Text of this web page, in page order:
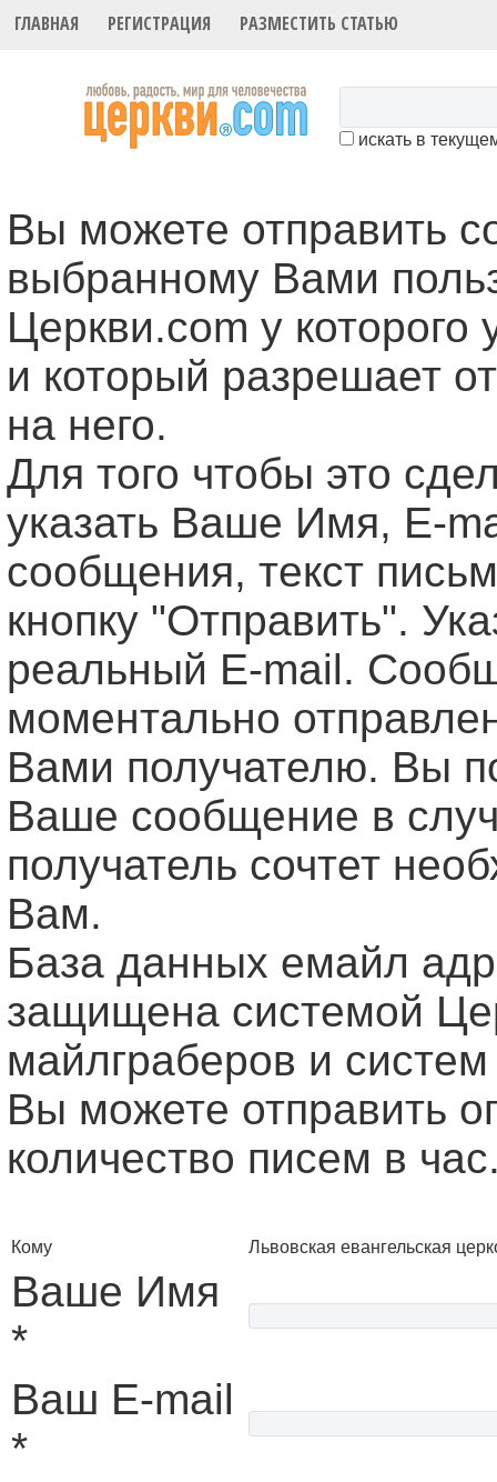
ГЛАВНАЯ РЕГИСТРАЦИЯ РАЗМЕСТИТЬ СТАТЬЮ
искать в
Вы можете отправить
выбранному Вами
Церкви.com у которого
и который разрешает
на него.
Для того чтобы это
указать Ваше Имя, Е-
сообщения, текст
кнопку "Отправить".
реальный E-mail.
моментально
Вами получателю. Вы
Ваше сообщение в
получатель сочтет
Вам.
База данных емайл
защищена системой
майлграберов и
Вы можете отправить
количество писем в
Кому Львовская евангельская
Ваше Имя
*
Ваш E-mail
*